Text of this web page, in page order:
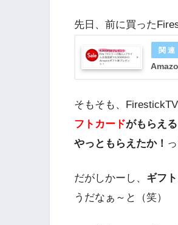
先日、前に買った
そもそも、
フトカードがもらえ
やっともらえたか！
だがしかーし、 ギフ
うだなぁ～と（笑）